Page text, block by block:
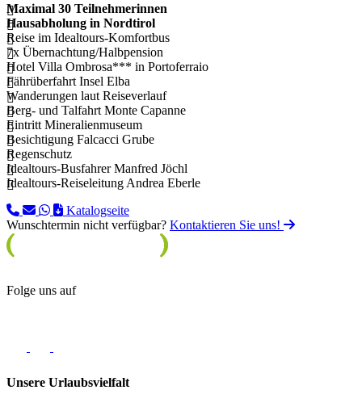
Maximal 30 Teilnehmerinnen
Hausabholung in Nordtirol
Reise im Idealtours-Komfortbus
7x Übernachtung/Halbpension
Hotel Villa Ombrosa*** in Portoferraio
Fährüberfahrt Insel Elba
Wanderungen laut Reiseverlauf
Berg- und Talfahrt Monte Capanne
Eintritt Mineralienmuseum
Besichtigung Falcacci Grube
Regenschutz
Idealtours-Busfahrer Manfred Jöchl
Idealtours-Reiseleitung Andrea Eberle
Katalogseite
Wunschtermin nicht verfügbar? Kontaktieren Sie uns!
Folge uns auf
Unsere Urlaubsvielfalt